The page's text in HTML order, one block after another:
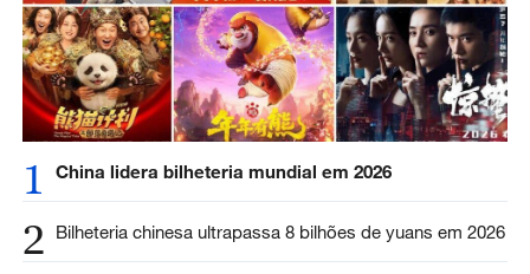
1 China lidera bilheteria mundial em 2026
2 Bilheteria chinesa ultrapassa 8 bilhões de yuans em 2026